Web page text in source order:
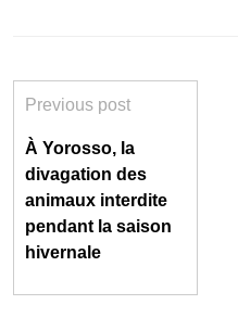
Previous post
À Yorosso, la
divagation des
animaux interdite
pendant la saison
hivernale